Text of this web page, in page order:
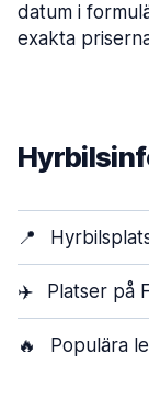
datum i
exakta
📍
✈️ Platser på
🔥 Populära